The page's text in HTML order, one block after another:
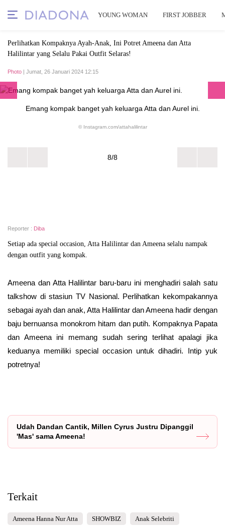
YOUNG WOMAN FIRST JOBBER
Perlihatkan Kompaknya Ayah-Anak, Ini Potret Ameena dan Atta
Halilintar yang Selalu Pakai Outfit Selaras!
Photo | Jumat, 26 Januari 2024 12:15
Emang kompak banget yah keluarga Atta dan Aurel ini.
© Instagram.com/attahalilintar
8/8
Reporter : Diba
Setiap ada special occasion, Atta Halilintar dan Ameena selalu nampak
dengan outfit yang kompak.
Ameena dan Atta Halilintar baru-baru ini menghadiri salah satu
talkshow di stasiun TV Nasional. Perlihatkan kekompakannya
sebagai ayah dan anak, Atta Halilintar dan Ameena hadir dengan
baju bernuansa monokrom hitam dan putih. Kompaknya Papata
dan Ameena ini memang sudah sering terlihat apalagi jika
keduanya memiliki special occasion untuk dihadiri. Intip yuk
potretnya!
Udah Dandan Cantik, Millen Cyrus Justru Dipanggil
'Mas' sama Ameena!
Terkait
Ameena Hanna Nur Atta SHOWBIZ Anak Selebriti